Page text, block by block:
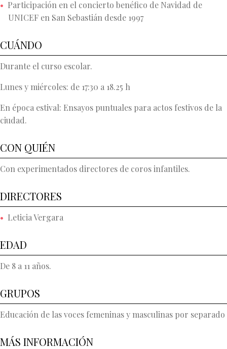
Participación en el concierto benéfico de Navidad de
UNICEF en San Sebastián desde 1997
CUÁNDO
Durante el curso escolar.
Lunes y miércoles: de 17:30 a 18.25 h
En época estival: Ensayos puntuales para actos festivos de la
ciudad.
CON QUIÉN
Con experimentados directores de coros infantiles.
DIRECTORES
Leticia Vergara
EDAD
De 8 a 11 años.
GRUPOS
Educación de las voces femeninas y masculinas por separado
MÁS INFORMACIÓN